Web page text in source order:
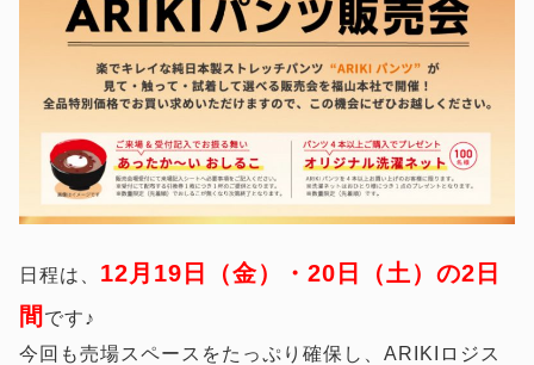
日程は、 12月19日（金）・20日（土）の2日
間 です♪
今回も売場スペースをたっぷり確保し、ARIKIロジス